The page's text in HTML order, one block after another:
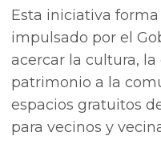
Esta iniciativa
impulsado por el
acercar la cultura, la
patrimonio a la
espacios gratuitos
para vecinos y